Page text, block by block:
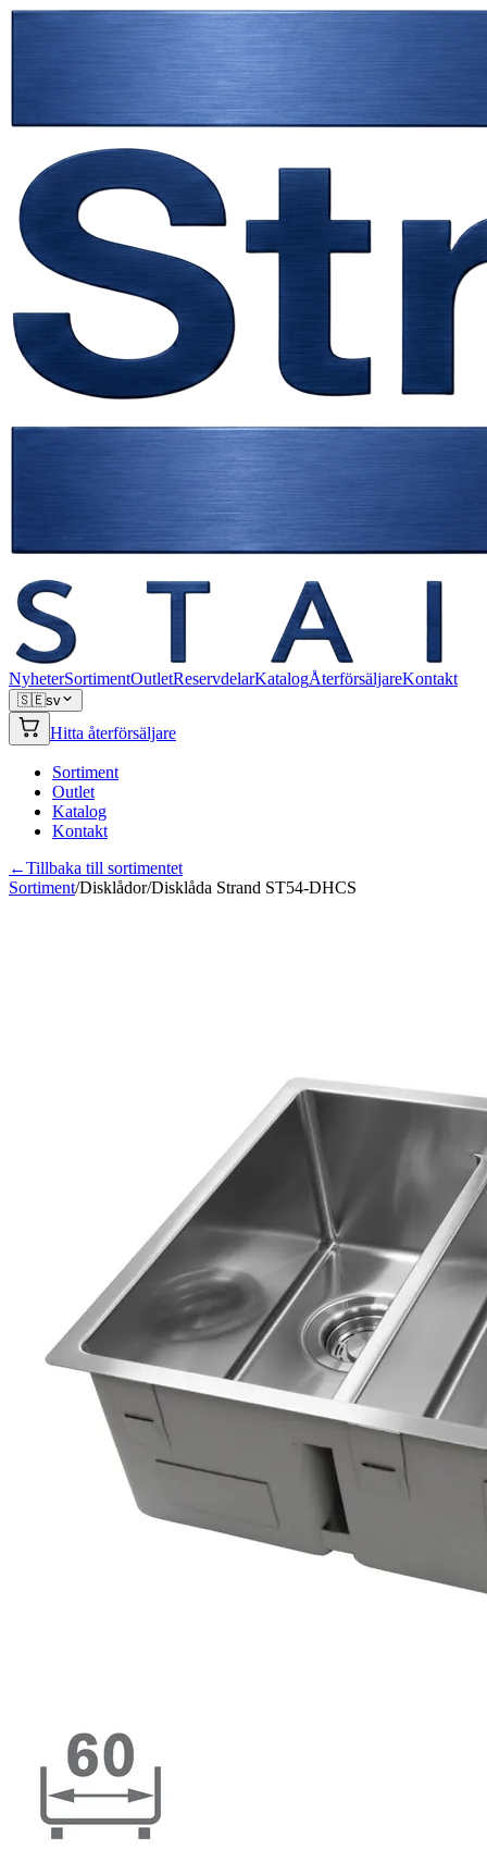
NyheterSortimentOutletReservdelarKatalogÅterförsäljareKontakt
🇸🇪sv
Hitta återförsäljare
Sortiment
Outlet
Katalog
Kontakt
←Tillbaka till sortimentet
Sortiment/Disklådor/Disklåda Strand ST54-DHCS